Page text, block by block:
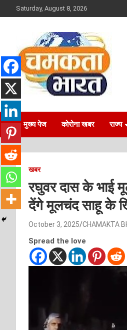
to
Saturday, August 8, 2026
NEWS
मुख्य पेज कोरोना खबर राज्य
खबर
रघुवर दास के भाई
देंगे मूलचंद साहू के
October 3, 2025 CHAMAKTA
Spread the love